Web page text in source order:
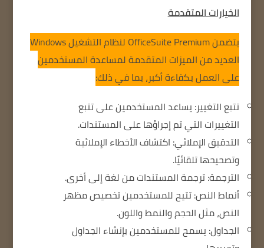
الخيارات المتقدمة
يتضمن OfficeSuite Premium لنظام التشغيل Windows
العديد من الميزات المتقدمة لمساعدة المستخدمين
على العمل بكفاءة أكبر، بما في ذلك:
تتبع التغيير: يساعد المستخدمين على تتبع
التغييرات التي تم إجراؤها على المستندات.
التدقيق الإملائي: اكتشاف الأخطاء الإملائية
وتصحيحها تلقائيًا.
الترجمة: ترجمة المستندات من لغة إلى أخرى.
أنماط النص: تتيح للمستخدمين تخصيص مظهر
النص، مثل الحجم والنمط واللون.
الجداول: يسمح للمستخدمين بإنشاء الجداول